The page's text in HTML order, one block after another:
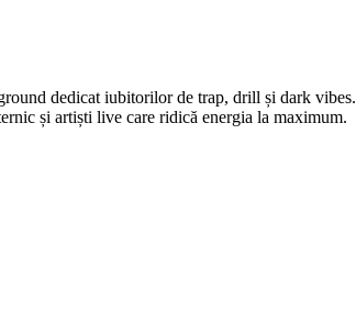
dedicat iubitorilor de trap, drill și dark vibes.
și artiști live care ridică energia la maximum.